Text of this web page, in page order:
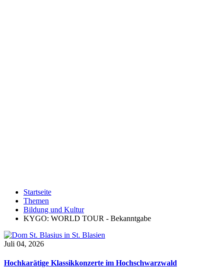
Startseite
Themen
Bildung und Kultur
KYGO: WORLD TOUR - Bekanntgabe
Juli 04, 2026
Hochkarätige Klassikkonzerte im Hochschwarzwald